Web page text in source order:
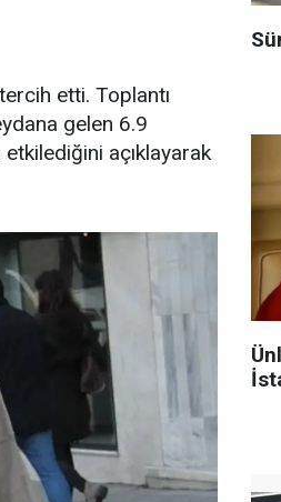
etti. Toplantı
gelen 6.9
açıklayarak